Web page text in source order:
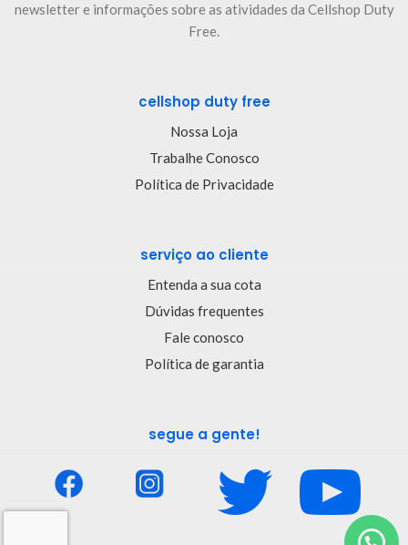
newsletter e informações sobre as atividades da Cellshop Duty
Free.
cellshop duty free
Nossa Loja
Trabalhe Conosco
Política de Privacidade
serviço ao cliente
Entenda a sua cota
Dúvidas frequentes
Fale conosco
Política de garantia
segue a gente!